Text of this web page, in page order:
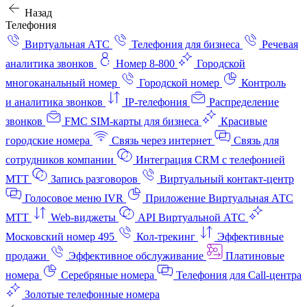
Назад
Телефония
Виртуальная АТС
Телефония для бизнеса
Речевая
аналитика звонков
Номер 8-800
Городской
многоканальный номер
Городской номер
Контроль
и аналитика звонков
IP-телефония
Распределение
звонков
FMC SIM-карты для бизнеса
Красивые
городские номера
Связь через интернет
Связь для
сотрудников компании
Интеграция CRM с телефонией
МТТ
Запись разговоров
Виртуальный контакт‑центр
Голосовое меню IVR
Приложение Виртуальная АТС
МТТ
Web-виджеты
API Виртуальной АТС
Московский номер 495
Кол-трекинг
Эффективные
продажи
Эффективное обслуживание
Платиновые
номера
Серебряные номера
Телефония для Call-центра
Золотые телефонные номера